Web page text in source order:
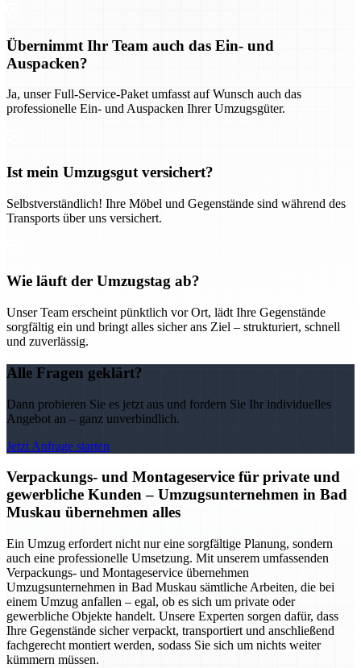
Übernimmt Ihr Team auch das Ein- und
Auspacken?
Ja, unser Full-Service-Paket umfasst auf Wunsch auch das
professionelle Ein- und Auspacken Ihrer Umzugsgüter.
Ist mein Umzugsgut versichert?
Selbstverständlich! Ihre Möbel und Gegenstände sind während des
Transports über uns versichert.
Wie läuft der Umzugstag ab?
Unser Team erscheint pünktlich vor Ort, lädt Ihre Gegenstände
sorgfältig ein und bringt alles sicher ans Ziel – strukturiert, schnell
und zuverlässig.
Alle Fragen geklärt?
Dann probieren Sie es jetzt aus und fordern Sie Ihr individuelles
Angebot an – ganz unverbindlich.
Jetzt Anfrage starten
Verpackungs- und Montageservice für private und
gewerbliche Kunden – Umzugsunternehmen in Bad
Muskau übernehmen alles
Ein Umzug erfordert nicht nur eine sorgfältige Planung, sondern
auch eine professionelle Umsetzung. Mit unserem umfassenden
Verpackungs- und Montageservice übernehmen
Umzugsunternehmen in Bad Muskau sämtliche Arbeiten, die bei
einem Umzug anfallen – egal, ob es sich um private oder
gewerbliche Objekte handelt. Unsere Experten sorgen dafür, dass
Ihre Gegenstände sicher verpackt, transportiert und anschließend
fachgerecht montiert werden, sodass Sie sich um nichts weiter
kümmern müssen.